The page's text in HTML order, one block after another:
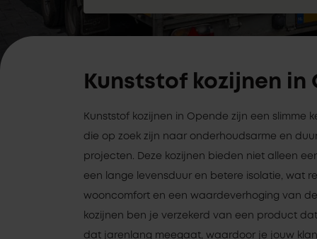
Kunststof kozijnen in
Kunststof kozijnen in Opende zijn een slimme
die op zoek zijn naar onderhoudsarme en
projecten. Deze kozijnen bieden niet alleen
een lange levensduur en betere isolatie, wat
wooncomfort en een waardeverhoging van
kozijnen ben je verzekerd van een product
dat jarenlang meegaat, waardoor je jouw